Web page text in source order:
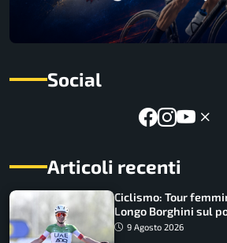
Social
Articoli recenti
Ciclismo: Tour
Longo Borghini sul
in Polonia
9 Agosto 2026